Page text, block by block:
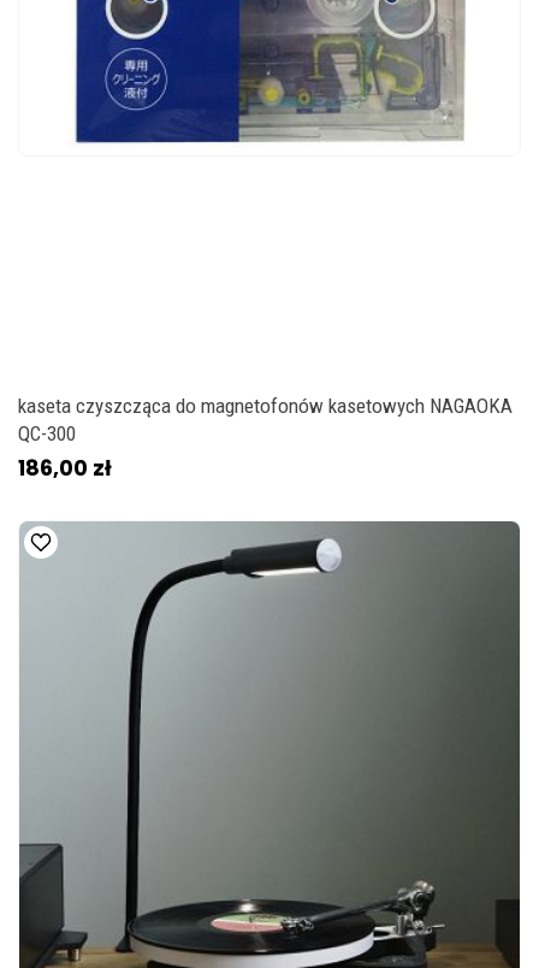
kaseta czyszcząca do magnetofonów kasetowych NAGAOKA
QC-300
186,00 zł